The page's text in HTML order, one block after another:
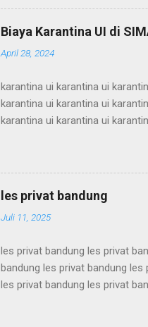
supercamp ui supercamp ui
supercamp ui supercamp ui
supercamp ui supercamp ui
supercamp ui supercamp ui
Biaya Karantina UI di
April 28, 2024
karantina ui karantina ui
karantina ui karantina ui
karantina ui karantina ui
karantina ui karantina ui
karantina ui karantina ui
karantina ui karantina ui
karantina ui karant...
les privat bandung
Juli 11, 2025
les privat bandung les privat
bandung les privat bandung
les privat bandung les privat
les privat bandung les privat